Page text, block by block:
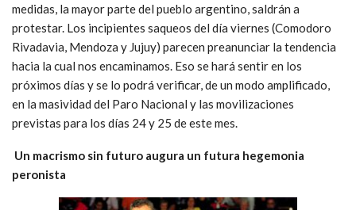
medidas, la mayor parte del pueblo argentino, saldrán a
protestar. Los incipientes saqueos del día viernes (Comodoro
Rivadavia, Mendoza y Jujuy) parecen preanunciar la tendencia
hacia la cual nos encaminamos. Eso se hará sentir en los
próximos días y se lo podrá verificar, de un modo amplificado,
en la masividad del Paro Nacional y las movilizaciones
previstas para los días 24 y 25 de este mes.
Un macrismo sin futuro augura un futura hegemonia
peronista